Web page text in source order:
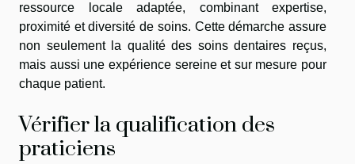
ressource locale adaptée, combinant expertise,
proximité et diversité de soins. Cette démarche assure
non seulement la qualité des soins dentaires reçus,
mais aussi une expérience sereine et sur mesure pour
chaque patient.
Vérifier la qualification des
praticiens